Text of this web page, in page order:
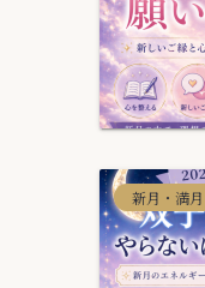
新月・満月